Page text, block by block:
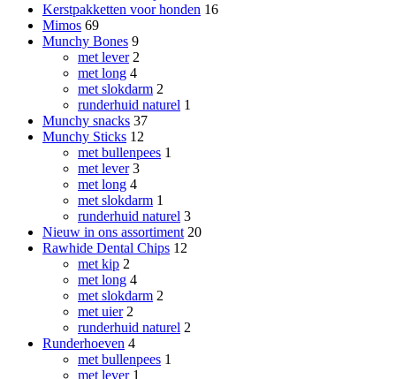
Kerstpakketten voor honden 16
Mimos 69
Munchy Bones 9
met lever 2
met long 4
met slokdarm 2
runderhuid naturel 1
Munchy snacks 37
Munchy Sticks 12
met bullenpees 1
met lever 3
met long 4
met slokdarm 1
runderhuid naturel 3
Nieuw in ons assortiment 20
Rawhide Dental Chips 12
met kip 2
met long 4
met slokdarm 2
met uier 2
runderhuid naturel 2
Runderhoeven 4
met bullenpees 1
met lever 1